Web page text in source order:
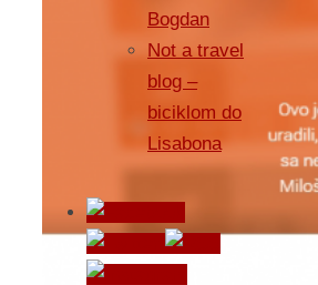
Bogdan
Not a travel
blog –
biciklom do
Lisabona